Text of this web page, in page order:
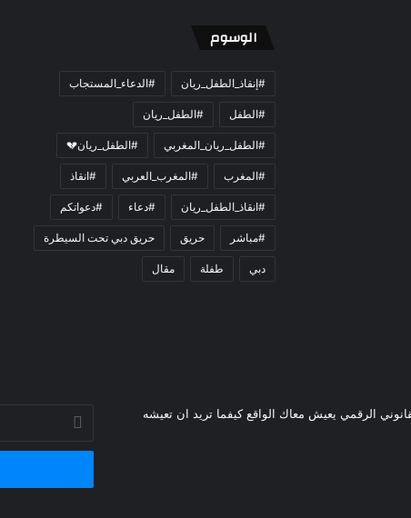
الوسوم
#إنقاذ_الطفل_ريان #الدعاء_المستجاب
#الطفل #الطفل_ريان
#الطفل_ريان_المغربي #الطفل_ريان💔
#المغرب #المغرب_العربي #انقاذ
#انقاذ_الطفل_ريان #دعاء #دعواتكم
#مباشر حريق حريق دبي تحت السيطرة
دبي طفلة مقال
الرقمي يعيش معاك الواقع كيفما تريد ان تعيشه
بريدك
الإلكتروني